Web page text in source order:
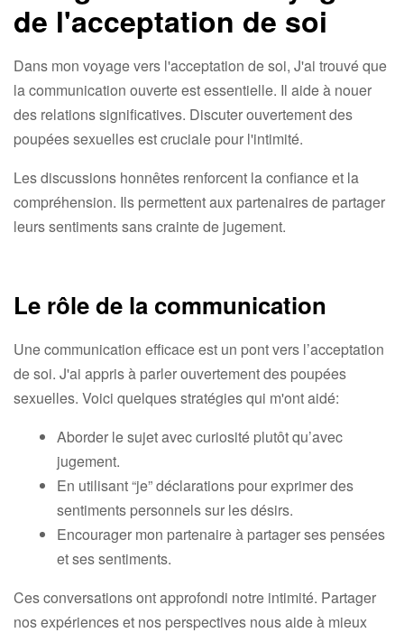
de l'acceptation de soi
Dans mon voyage vers l'acceptation de soi, J'ai trouvé que
la communication ouverte est essentielle. Il aide à nouer
des relations significatives. Discuter ouvertement des
poupées sexuelles est cruciale pour l'intimité.
Les discussions honnêtes renforcent la confiance et la
compréhension. Ils permettent aux partenaires de partager
leurs sentiments sans crainte de jugement.
Le rôle de la communication
Une communication efficace est un pont vers l’acceptation
de soi. J'ai appris à parler ouvertement des poupées
sexuelles. Voici quelques stratégies qui m'ont aidé:
Aborder le sujet avec curiosité plutôt qu’avec
jugement.
En utilisant “je” déclarations pour exprimer des
sentiments personnels sur les désirs.
Encourager mon partenaire à partager ses pensées
et ses sentiments.
Ces conversations ont approfondi notre intimité. Partager
nos expériences et nos perspectives nous aide à mieux